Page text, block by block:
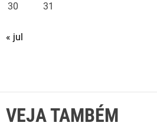
30
31
« jul
VEJA TAMBÉM